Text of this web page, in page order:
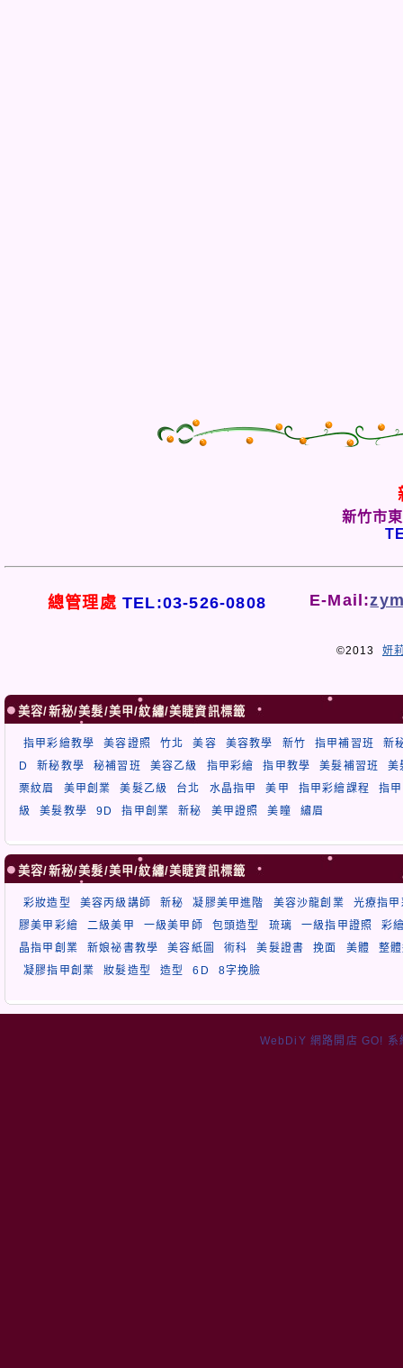
新竹市
總管理處 TEL:03-526-0808 E-Mail:
©2013 妍
美容/新秘/美髮/美甲/紋繡/美睫資訊標籤
指甲彩繪教學 美容證照 竹北 美容 美容教學 新竹 指甲補習班
新
D
新秘教學 秘補習班 美容乙級 指甲彩繪 指甲教學 美髮補習班
美
栗紋眉
美甲創業 美髮乙級 台北 水晶指甲 美甲 指甲彩繪課程
指甲
級
美髮教學 9D 指甲創業 新秘 美甲證照 美瞳 繡眉
美容/新秘/美髮/美甲/紋繡/美睫資訊標籤
彩妝造型 美容丙級講師 新秘 凝膠美甲進階 美容沙龍創業
光療指
膠美甲彩繪
二級美甲 一級美甲師 包頭造型 琉璃 一級指甲證照
彩
晶指甲創業
新娘祕書教學 美容紙圖 術科 美髮證書 挽面 美體
整
凝膠指甲創業
妝髮造型 造型 6D 8字挽臉
WebDiY 網路開店 GO! 系